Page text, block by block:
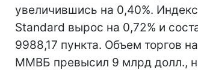
увеличившись на 0,40%. Индекс
Standard вырос на 0,72% и
9988,17 пункта. Объем торгов
ММВБ превысил 9 млрд долл.,